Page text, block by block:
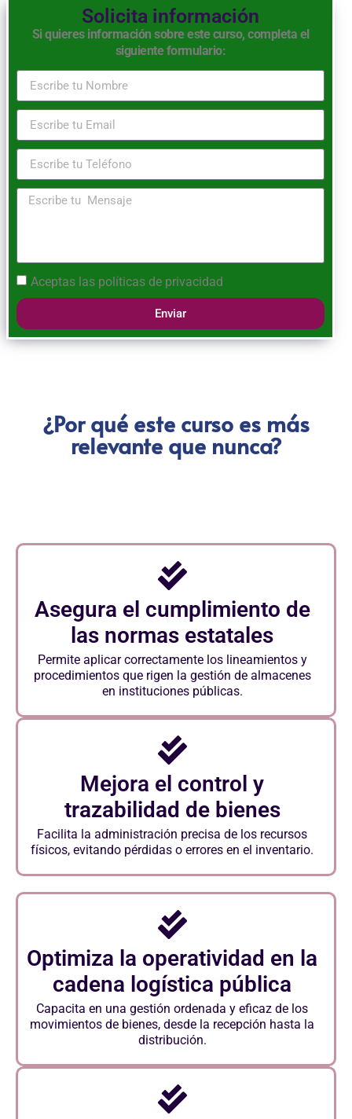
Solicita información
Si quieres información sobre este curso, completa el
siguiente formulario:
Aceptas las políticas de privacidad
Enviar
¿Por qué este curso es más
relevante que nunca?
Asegura el cumplimiento de
las normas estatales
Permite aplicar correctamente los lineamientos y
procedimientos que rigen la gestión de almacenes
en instituciones públicas.
Mejora el control y
trazabilidad de bienes
Facilita la administración precisa de los recursos
físicos, evitando pérdidas o errores en el inventario.
Optimiza la operatividad en la
cadena logística pública
Capacita en una gestión ordenada y eficaz de los
movimientos de bienes, desde la recepción hasta la
distribución.